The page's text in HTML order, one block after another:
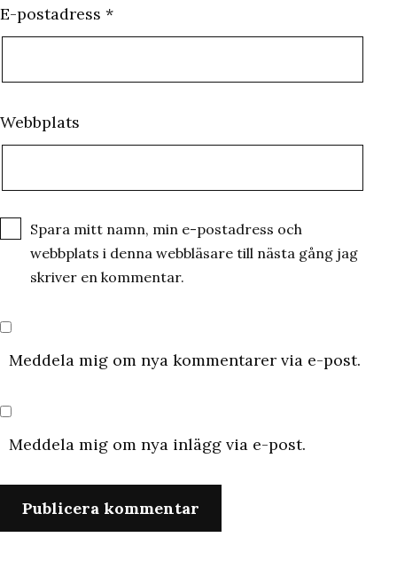
E-postadress *
Webbplats
Spara mitt namn, min e-postadress och
webbplats i denna webbläsare till nästa gång jag
skriver en kommentar.
Meddela mig om nya kommentarer via e-post.
Meddela mig om nya inlägg via e-post.